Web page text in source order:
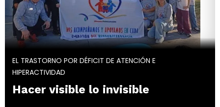
EL TRASTORNO POR DÉFICIT DE ATENCIÓN E
HIPERACTIVIDAD
Hacer visible lo invisible